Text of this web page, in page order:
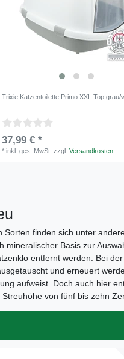
Trixie Katzentoilette Primo XXL Top grau/
37,99 € *
*inkl. ges. MwSt. zzgl.Versandkosten
finden sich unter
mineralischer Basis zur
entfernt werden. Bei
und erneuert
aufweist. Doch auch hier
von fünf bis zehn